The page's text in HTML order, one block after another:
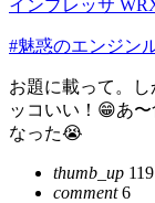
インプレッサ
#魅惑のエンジン
お題に載って。
ッコいい！😁あ
なった😭
thumb_up 119
comment6